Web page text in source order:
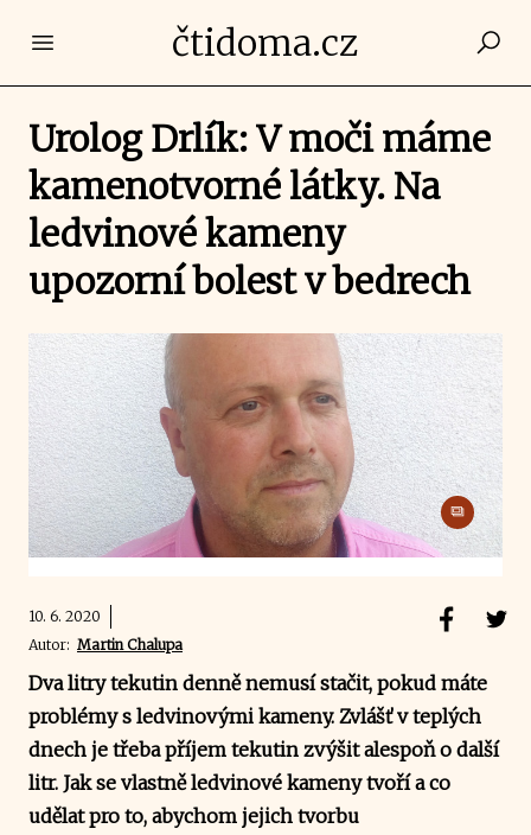
Open main menučtidoma.cz
Urolog Drlík: V moči máme
kamenotvorné látky. Na
ledvinové kameny
upozorní bolest v bedrech
10. 6. 2020
Autor: Martin Chalupa
Dva litry tekutin denně nemusí stačit, pokud máte
problémy s ledvinovými kameny. Zvlášť v teplých
dnech je třeba příjem tekutin zvýšit alespoň o další
litr. Jak se vlastně ledvinové kameny tvoří a co
udělat pro to, abychom jejich tvorbu